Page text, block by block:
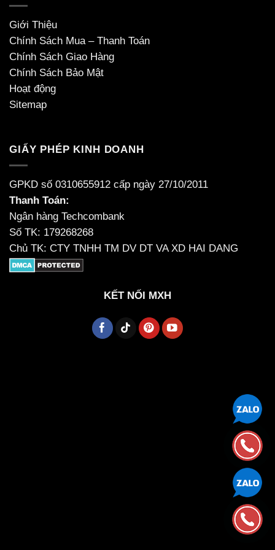
Giới Thiệu
Chính Sách Mua – Thanh Toán
Chính Sách Giao Hàng
Chính Sách Bảo Mật
Hoạt động
Sitemap
GIẤY PHÉP KINH DOANH
GPKD số 0310655912 cấp ngày 27/10/2011
Thanh Toán:
Ngân hàng Techcombank
Số TK: 179268268
Chủ TK: CTY TNHH TM DV DT VA XD HAI DANG
KẾT NỐI MXH